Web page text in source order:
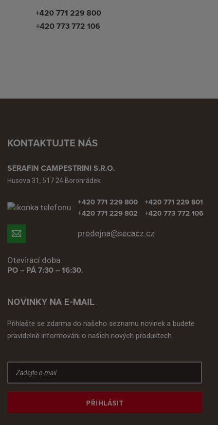
+420 771 229 800
+420 773 772 106
KONTAKTUJTE NÁS
SERAFIN CAMPESTRINI S.R.O.
Husova 31, 517 24 Borohrádek
+420 771 229 800
+420 771 229 802
+420 771 229 801
+420 773 772 106
prodejna@secacz.cz
Otevírací doba:
PO – PÁ 7:30 – 16:30.
NOVINKY NA E-MAIL
Přihlašte se zdarma do našeho seznamu novinek a budete
pravidelně informováni o našich nových produktech.
PŘIHLÁSIT